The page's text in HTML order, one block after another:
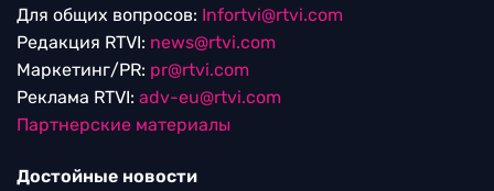
Для общих вопросов: Infortvi@rtvi.com
Редакция RTVI: news@rtvi.com
Маркетинг/PR: pr@rtvi.com
Реклама RTVI: adv-eu@rtvi.com
Партнерские материалы
Достойные новости